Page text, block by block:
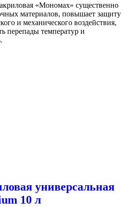
«Мономах» существенно
материалов, повышает защиту
и механического воздействия,
перепады температур и
универсальная
10 л